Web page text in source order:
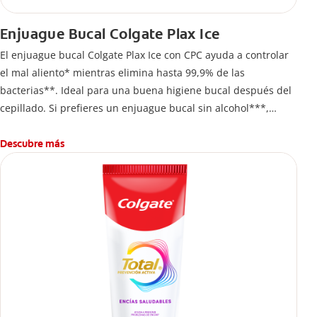
Enjuague Bucal Colgate Plax Ice
El enjuague bucal Colgate Plax Ice con CPC ayuda a controlar
el mal aliento* mientras elimina hasta 99,9% de las
bacterias**. Ideal para una buena higiene bucal después del
cepillado. Si prefieres un enjuague bucal sin alcohol***,
Descubre más